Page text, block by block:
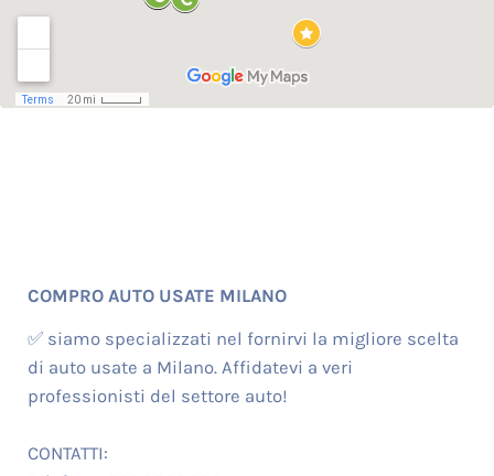
COMPRO AUTO USATE MILANO
✅ siamo specializzati nel fornirvi la migliore scelta
di auto usate a Milano. Affidatevi a veri
professionisti del settore auto!
CONTATTI: